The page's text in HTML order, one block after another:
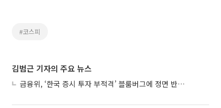
#코스피
김범근 기자의 주요 뉴스
금융위, ‘한국 증시 투자 부적격’ 블룸버그에 정면 반박…“근거 불분명”